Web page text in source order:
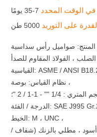
في الوقت المحدد 7-35 يومًا
على التوريد 5000 طن
صواميل رأس سداسية
، الفولاذ المقاوم للصدأ
نظام القياس: بوصة ،
الخيط: M ، UNC ،
أسود ، مطلي بالزنك (شفاف /